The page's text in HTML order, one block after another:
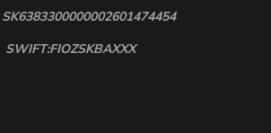
SWIFT:FIOZSKBAXXX